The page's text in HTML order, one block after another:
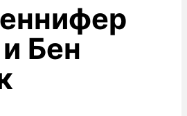
Бен